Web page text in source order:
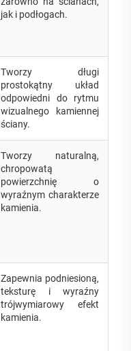
jak i podłogach.
Tworzy długi
prostokątny układ
odpowiedni do rytmu
wizualnego kamiennej
ściany.
Tworzy naturalną,
chropowatą
powierzchnię o
wyraźnym charakterze
kamienia.
Zapewnia podniesioną,
teksturę i wyraźny
trójwymiarowy efekt
kamienia.